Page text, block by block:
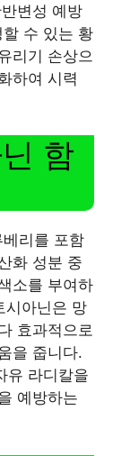
변성 예방
수 있는 황
리기 손상으
하여 시력
함
리를 포함
화 성분 중
소를 부여하
시아닌은 망
효과적으로
을 줍니다.
유 라디칼을
예방하는